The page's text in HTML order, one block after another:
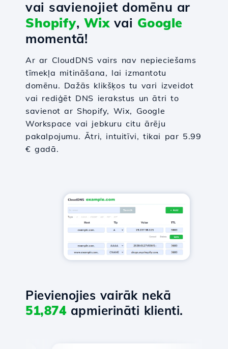
vai savienojiet domēnu ar
Shopify, Wixvai Google
momentā!
Ar ar CloudDNS vairs nav nepieciešams
tīmekļa mitināšana, lai izmantotu
domēnu. Dažās klikšķos tu vari izveidot
vai rediģēt DNS ierakstus un ātri to
savienot ar Shopify, Wix, Google
Workspace vai jebkuru citu ārēju
pakalpojumu. Ātri, intuitīvi, tikai par 5.99
€ gadā.
Pievienojies vairāk nekā
51,874apmierināti klienti.